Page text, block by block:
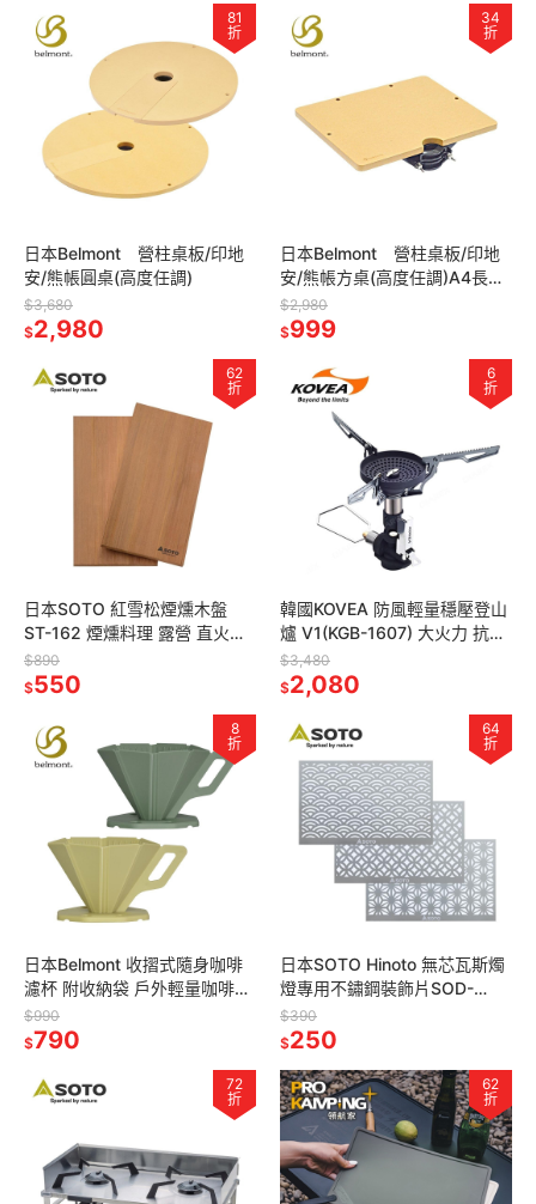
81
折
日本Belmont 營柱桌板/印地
安/熊帳圓桌(高度任調)
$3,680
$2,980
34
折
日本Belmont 營柱桌板/印地
安/熊帳方桌(高度任調)A4長方
型 BM-358
$2,980
$999
62
折
日本SOTO 紅雪松煙燻木盤
ST-162 煙燻料理 露營 直火料
理
$890
$550
6
折
韓國KOVEA 防風輕量穩壓登山
爐 V1(KGB-1607) 大火力 抗低
溫 瓦斯爐 攻頂爐 高山爐 野營
爐頭 登山
$3,480
$2,080
8
折
日本Belmont 收摺式隨身咖啡
濾杯 附收納袋 戶外輕量咖啡滴
漏架 日製露營手沖濾杯 咖啡滴
頭
$990
$790
64
折
日本SOTO Hinoto 無芯瓦斯燭
燈專用不鏽鋼裝飾片SOD-
2604(麻葉/七寶/青海波)
$390
$250
72
折
62
折